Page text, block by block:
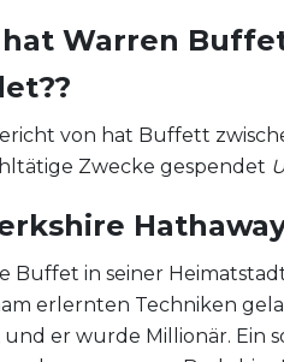
Warren
von hat Buffett
Zwecke gespendet
Buffet in seiner
erlernten Techniken
er wurde Millionär. Ein